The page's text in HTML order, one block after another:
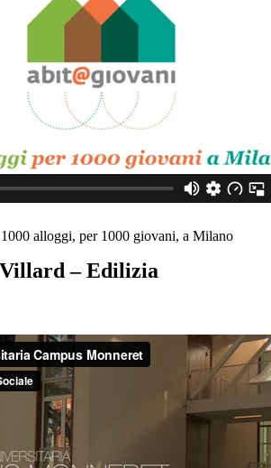
alloggi, per 1000 giovani, a Milano
– Edilizia